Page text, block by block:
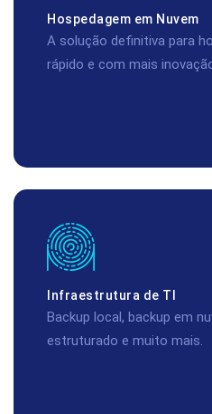
Hospedagem em Nuvem
A solução definitiva para
rápido e com mais
Infraestrutura de TI
Backup local, backup em
estruturado e muito mais.